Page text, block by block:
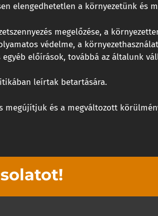
elengedhetetlen a környezetünk és
megelőzése, a
védelme, a
előírások, továbbá az általunk
leírtak betartására.
és a megváltozott